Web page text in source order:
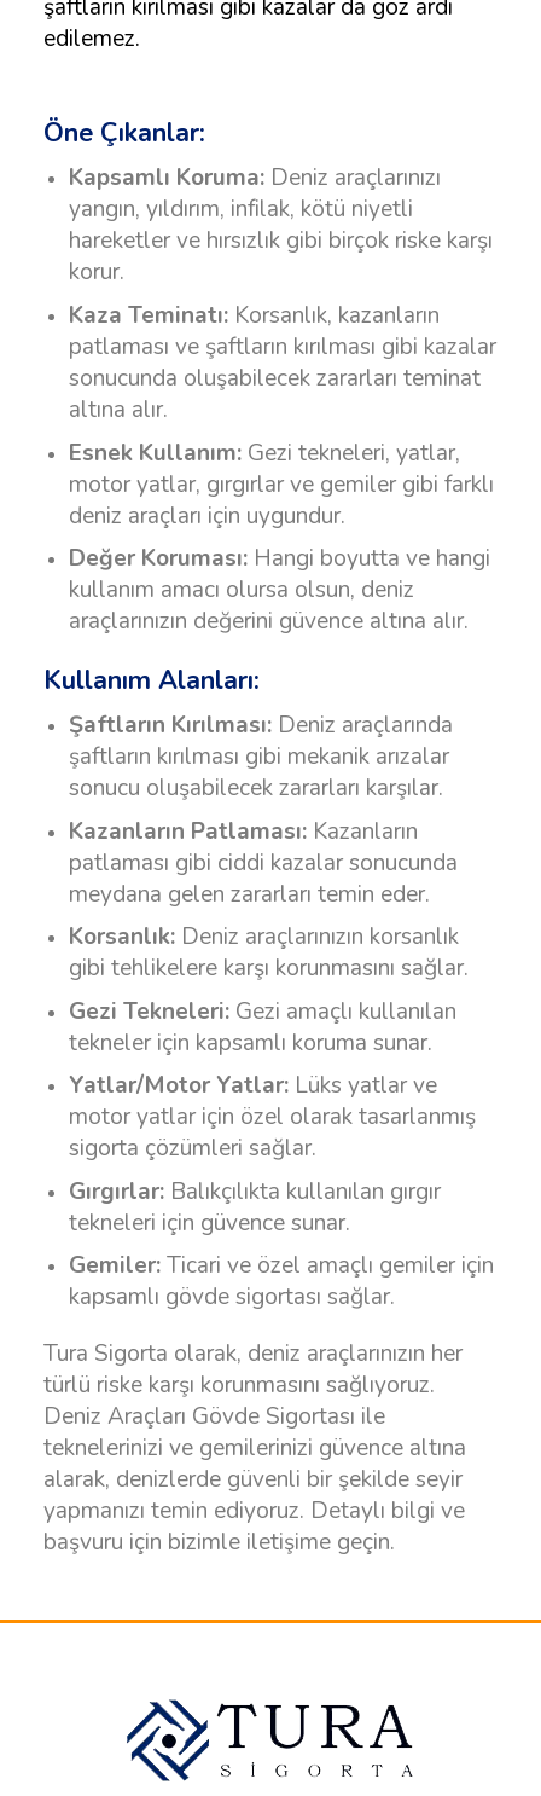
şaftların kırılması gibi kazalar da göz ardı
edilemez.
Öne Çıkanlar:
Kapsamlı Koruma:Deniz araçlarınızı
yangın, yıldırım, infilak, kötü niyetli
hareketler ve hırsızlık gibi birçok riske karşı
korur.
Kaza Teminatı:Korsanlık, kazanların
patlaması ve şaftların kırılması gibi kazalar
sonucunda oluşabilecek zararları teminat
altına alır.
Esnek Kullanım:Gezi tekneleri, yatlar,
motor yatlar, gırgırlar ve gemiler gibi farklı
deniz araçları için uygundur.
Değer Koruması:Hangi boyutta ve hangi
kullanım amacı olursa olsun, deniz
araçlarınızın değerini güvence altına alır.
Kullanım Alanları:
Şaftların Kırılması:Deniz araçlarında
şaftların kırılması gibi mekanik arızalar
sonucu oluşabilecek zararları karşılar.
Kazanların Patlaması:Kazanların
patlaması gibi ciddi kazalar sonucunda
meydana gelen zararları temin eder.
Korsanlık:Deniz araçlarınızın korsanlık
gibi tehlikelere karşı korunmasını sağlar.
Gezi Tekneleri:Gezi amaçlı kullanılan
tekneler için kapsamlı koruma sunar.
Yatlar/Motor Yatlar:Lüks yatlar ve
motor yatlar için özel olarak tasarlanmış
sigorta çözümleri sağlar.
Gırgırlar:Balıkçılıkta kullanılan gırgır
tekneleri için güvence sunar.
Gemiler:Ticari ve özel amaçlı gemiler için
kapsamlı gövde sigortası sağlar.
Tura Sigorta olarak, deniz araçlarınızın her
türlü riske karşı korunmasını sağlıyoruz.
Deniz Araçları Gövde Sigortası ile
teknelerinizi ve gemilerinizi güvence altına
alarak, denizlerde güvenli bir şekilde seyir
yapmanızı temin ediyoruz. Detaylı bilgi ve
başvuru için bizimle iletişime geçin.